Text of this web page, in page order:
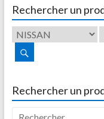
Rechercher un
Rechercher un